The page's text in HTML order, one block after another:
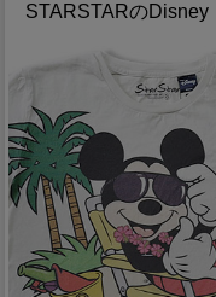
STARSTARの